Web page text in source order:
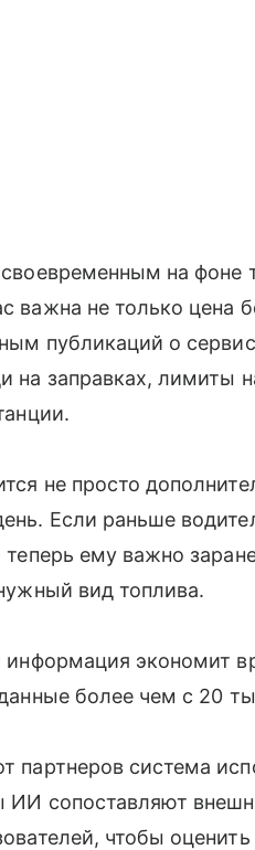
на
важна не только цена
публикаций о
на заправках, лимиты
не просто
Если раньше
ему важно
вид топлива.
информация экономит
более чем с 20
партнеров система
ИИ сопоставляют
чтобы